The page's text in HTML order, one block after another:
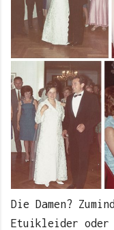
Die Damen?
Etuikleider oder